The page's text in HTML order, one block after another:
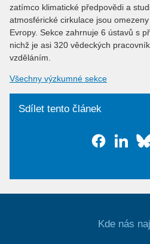
zatímco klimatické předpovědi a
atmosférické cirkulace jsou
Evropy. Sekce zahrnuje 6 ústavů s
nichž je asi 320 vědeckých
vzděláním.
Všechny výzkumné sekce
Sdílet tento článek
Kde nás